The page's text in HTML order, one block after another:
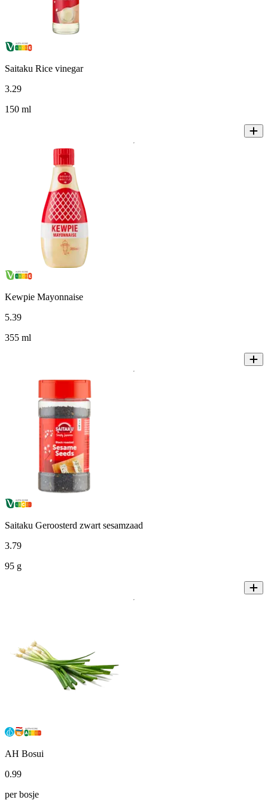
Saitaku Rice vinegar
3.29
150 ml
Kewpie Mayonnaise
5.39
355 ml
Saitaku Geroosterd zwart sesamzaad
3.79
95 g
AH Bosui
0.99
per bosje